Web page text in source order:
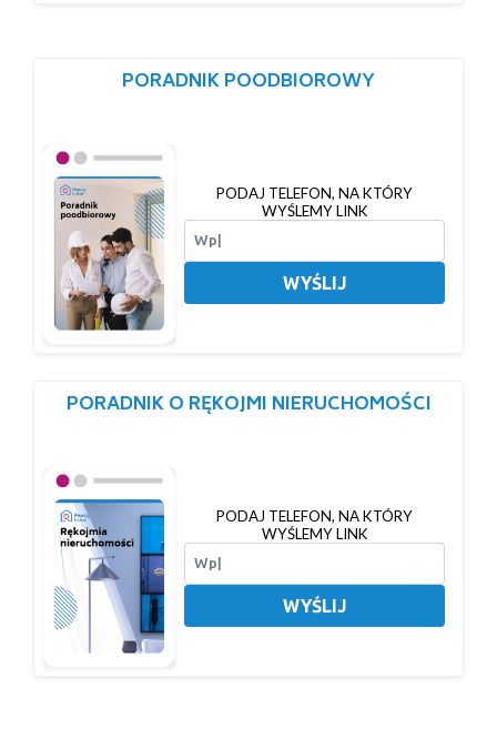
PORADNIK POODBIOROWY
PODAJ TELEFON, NA KTÓRY
WYŚLEMY LINK
WYŚLIJ
PORADNIK O RĘKOJMI NIERUCHOMOŚCI
PODAJ TELEFON, NA KTÓRY
WYŚLEMY LINK
WYŚLIJ